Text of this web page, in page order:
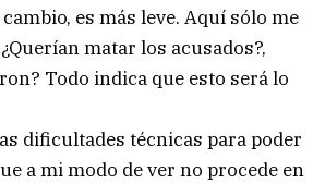
es más leve. Aquí sólo me
matar los acusados?,
Todo indica que esto será lo
dificultades técnicas para poder
a mi modo de ver no procede en